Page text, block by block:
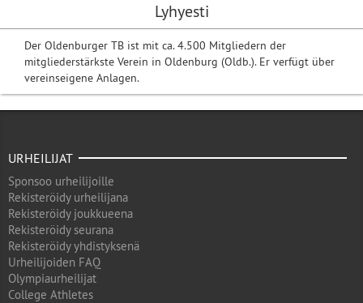
Lyhyesti
Der Oldenburger TB ist mit ca. 4.500 Mitgliedern der
mitgliederstärkste Verein in Oldenburg (Oldb.). Er verfügt über
vereinseigene Anlagen.
URHEILIJAT
Sponsoo urheilijoille
Rekisteröidy urheilijana
Rekisteröidy joukkueena
Rekisteröidy seurana
Rekisteröidy yhdistyksenä
Urheilijoiden FAQ
Olympiaurheilijat
College Athletes